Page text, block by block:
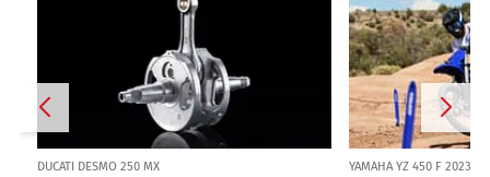
DUCATI DESMO 250 MX YAMAHA YZ 450 F 2023